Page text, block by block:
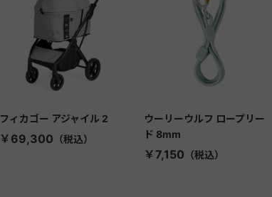
フィカゴー アジャイル 2
￥69,300
ウーリーウルフ ロープリー
ド 8mm
￥7,150